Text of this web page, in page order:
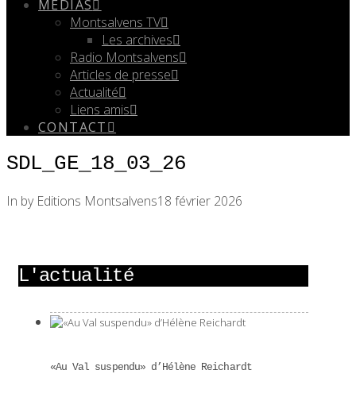
MÉDIAS
Montsalvens TV
Les archives
Radio Montsalvens
Articles de presse
Actualité
Liens amis
CONTACT
SDL_GE_18_03_26
In by Editions Montsalvens18 février 2026
L'actualité
«Au Val suspendu» d’Hélène Reichardt